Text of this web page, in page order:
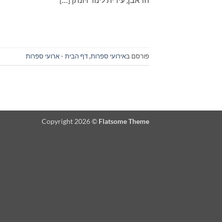
פורסם באירועי ספרות,דף הבית - ארועי ספרות
Copyright 2026 © Flatsome Theme